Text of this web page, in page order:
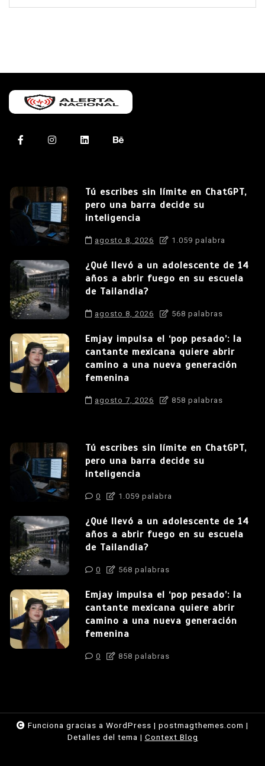
Tú escribes sin límite en ChatGPT,
pero una barra decide su
inteligencia
agosto 8, 2026 1.059 palabra
¿Qué llevó a un adolescente de 14
años a abrir fuego en su escuela
de Tailandia?
agosto 8, 2026 568 palabras
Emjay impulsa el ‘pop pesado’: la
cantante mexicana quiere abrir
camino a una nueva generación
femenina
agosto 7, 2026 858 palabras
Tú escribes sin límite en ChatGPT,
pero una barra decide su
inteligencia
0 1.059 palabra
¿Qué llevó a un adolescente de 14
años a abrir fuego en su escuela
de Tailandia?
0 568 palabras
Emjay impulsa el ‘pop pesado’: la
cantante mexicana quiere abrir
camino a una nueva generación
femenina
0 858 palabras
Funciona gracias a WordPress | postmagthemes.com |
Detalles del tema | Context Blog